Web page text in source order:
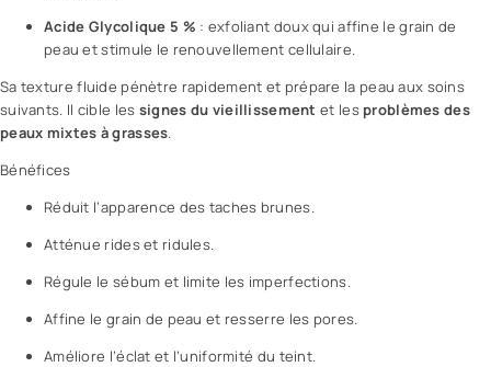
Acide Glycolique 5 % : exfoliant doux qui affine le grain de
peau et stimule le renouvellement cellulaire.
Sa texture fluide pénètre rapidement et prépare la peau aux soins
suivants. Il cible les signes du vieillissement et les problèmes des
peaux mixtes à grasses.
Bénéfices
Réduit l’apparence des taches brunes.
Atténue rides et ridules.
Régule le sébum et limite les imperfections.
Affine le grain de peau et resserre les pores.
Améliore l’éclat et l’uniformité du teint.